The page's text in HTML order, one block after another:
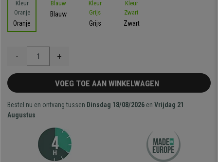
Oranje
Blauw
Grijs
Zwart
- +
VOEG TOE AAN WINKELWAGEN
Bestel nu en ontvang tussen Dinsdag 18/08/2026 en Vrijdag 21
Augustus